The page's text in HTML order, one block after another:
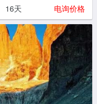
16天 电询价格